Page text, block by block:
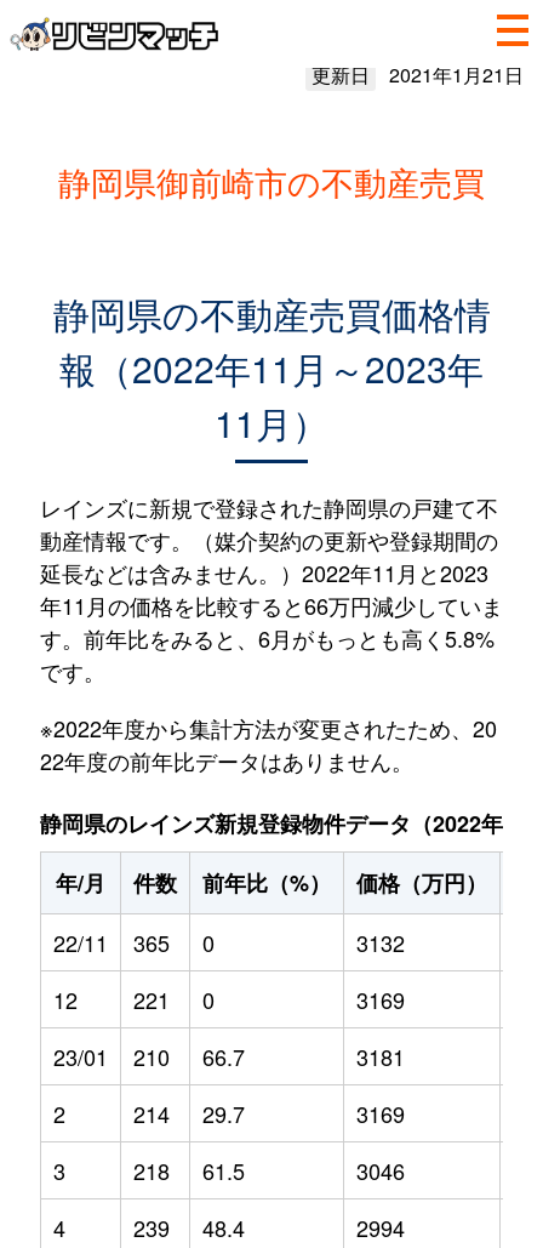
更新日 2021年1月21日
静岡県御前崎市の不動産売買
静岡県の不動産売買価格情
報（2022年11月～2023年
11月）
レインズに新規で登録された静岡県の戸建て不
動産情報です。（媒介契約の更新や登録期間の
延長などは含みません。）2022年11月と2023
年11月の価格を比較すると66万円減少していま
す。前年比をみると、6月がもっとも高く5.8%
です。
※2022年度から集計方法が変更されたため、20
22年度の前年比データはありません。
静岡県のレインズ新規登録物件データ（2022年11
年/月
件数 前年比（%） 価格（万円）
22/11
365 0 3132
12
221 0 3169
23/01
210 66.7 3181
2
214 29.7 3169
3
218 61.5 3046
4
239 48.4 2994